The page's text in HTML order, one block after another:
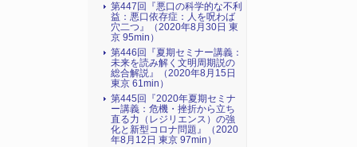
第447回『悪口の科学的な不利
益：悪口依存症：人を呪わば
穴二つ』（2020年8月30日 東
京 95min）
第446回『夏期セミナー講義：
未来を読み解く文明周期説の
総合解説』（2020年8月15日
東京 61min）
第445回『2020年夏期セミナ
ー講義：危機・挫折から立ち
直る力（レジリエンス）の強
化と新型コロナ問題』（2020
年8月12日 東京 97min）